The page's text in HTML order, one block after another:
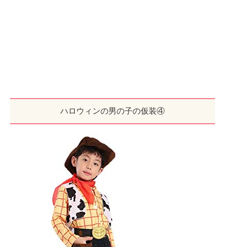
ハロウィンの男の子の仮装④